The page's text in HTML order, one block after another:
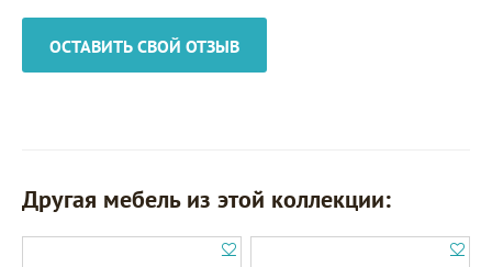
ОСТАВИТЬ СВОЙ ОТЗЫВ
Другая мебель из этой коллекции: